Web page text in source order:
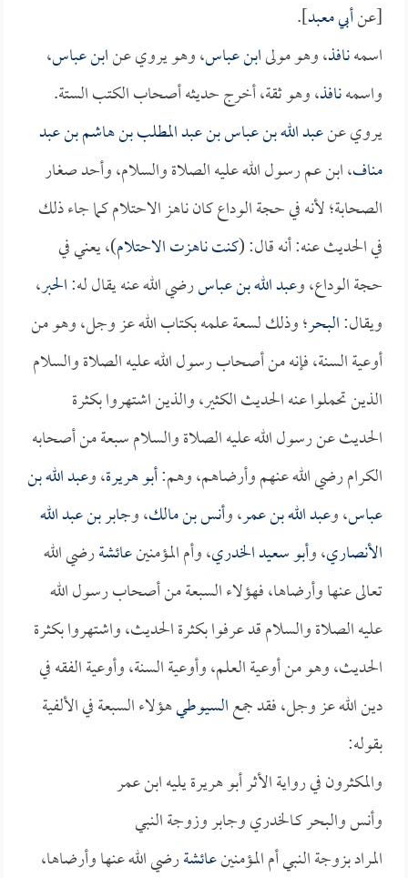
[عنأبي معبد].
اسمهنافذ، وهو مولىابن عباس، وهو يروي عنابن عباس،
واسمهنافذ، وهو ثقة، أخرج حديثه أصحاب الكتب الستة.
يروي عنعبد الله بن عباس بن عبد المطلب بن هاشم بن عبد
مناف، ابن عم رسول الله عليه الصلاة والسلام، وأحد صغار
الصحابة؛ لأنه في حجة الوداع كان ناهز الاحتلام كما جاء ذلك
في الحديث عنه: أنه قال: (كنت ناهزت الاحتلام)، يعني في
حجة الوداع، وعبد الله بن عباسرضي الله عنه يقال له:الحبر،
ويقال:البحر؛ وذلك لسعة علمه بكتاب الله عز وجل، وهو من
أوعية السنة، فإنه من أصحاب رسول الله عليه الصلاة والسلام
الذين تحملوا عنه الحديث الكثير، والذين اشتهروا بكثرة
الحديث عن رسول الله عليه الصلاة والسلام سبعة من أصحابه
الكرام رضي الله عنهم وأرضاهم، وهم:أبو هريرة، وعبد الله بن
عباس، وعبد الله بن عمر، وأنس بن مالك، وجابر بن عبد الله
الأنصاري، وأبو سعيد الخدري، وأم المؤمنينعائشةرضي الله
تعالى عنها وأرضاها، فهؤلاء السبعة من أصحاب رسول الله
عليه الصلاة والسلام قد عرفوا بكثرة الحديث، واشتهروا بكثرة
الحديث، وهو من أوعية العلم، وأوعية السنة، وأوعية الفقه في
دين الله عز وجل، فقد جمعالسيوطيهؤلاء السبعة في الألفية
بقوله:
والمكثرون في رواية الأثر أبو هريرة يليه ابن عمر
وأنس والبحر كـالخدري وجابر وزوجة النبي
المراد بزوجة النبي أم المؤمنينعائشةرضي الله عنها وأرضاها،